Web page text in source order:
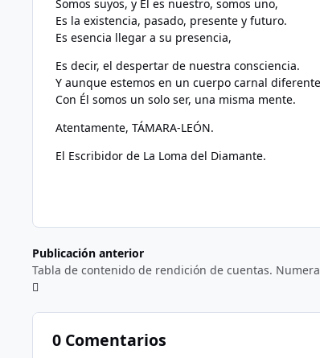
Somos suyos, y Él es nuestro, somos uno,
Es la existencia, pasado, presente y futuro.
Es esencia llegar a su presencia,
Es decir, el despertar de nuestra consciencia.
Y aunque estemos en un cuerpo carnal
Con Él somos un solo ser, una misma mente.
Atentamente, TÁMARA-LEÓN.
El Escribidor de La Loma del Diamante.
Publicación anterior
0 Comentarios